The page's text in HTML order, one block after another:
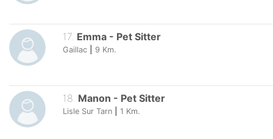
17. Emma - Pet Sitter
Gaillac 9 Km.
18. Manon - Pet Sitter
Lisle Sur Tarn 1 Km.